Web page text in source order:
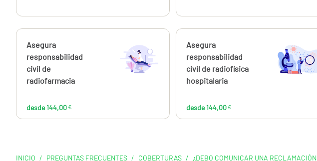
Calcúlalo ahora
Asegura
responsabilidad
civil de
radiofarmacia
desde 144,00 €
144,00
Calcúlalo ahora
Asegura
responsabilidad
civil de radiofísica
hospitalaria
desde 144,00 €
INICIO / PREGUNTAS FRECUENTES / COBERTURAS / ¿DEBO COMUNICAR UNA